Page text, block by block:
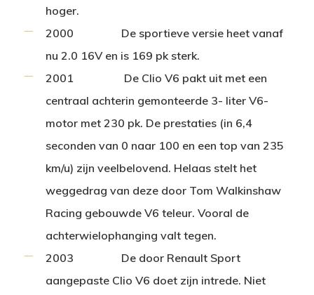
hoger.
2000 De sportieve versie heet vanaf
nu 2.0 16V en is 169 pk sterk.
2001
De Clio V6 pakt uit met een
centraal achterin gemonteerde 3- liter V6-
motor met 230 pk. De prestaties (in 6,4
seconden van 0 naar 100 en een top van 235
km/u) zijn veelbelovend. Helaas stelt het
weggedrag van deze door Tom Walkinshaw
Racing gebouwde V6 teleur. Vooral de
achterwielophanging valt tegen.
2003 De door Renault Sport
aangepaste Clio V6 doet zijn intrede. Niet